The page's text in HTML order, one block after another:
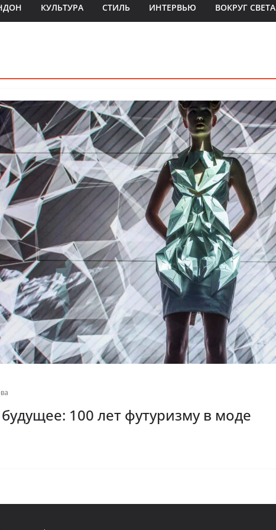
КУЛЬТУРА СТИЛЬ ИНТЕРВЬЮ ВОКРУГ СВЕТА
100 лет футуризму в моде